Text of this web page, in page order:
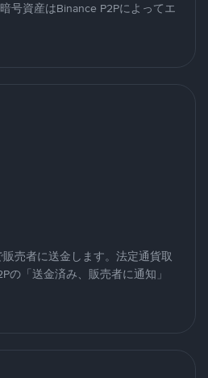
号資産はBinance P2Pによってエ
売者に送金します。法定通貨取
の「送金済み、販売者に通知」